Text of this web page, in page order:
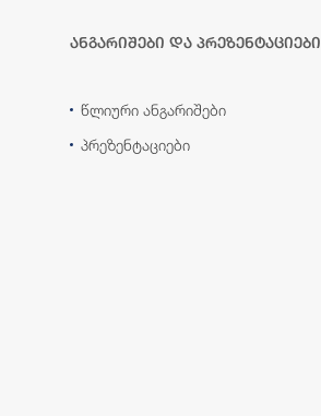
ანგარიშები და პრეზენტაციები
წლიური ანგარიშები
პრეზენტაციები